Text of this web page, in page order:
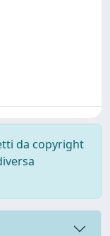
da copyright